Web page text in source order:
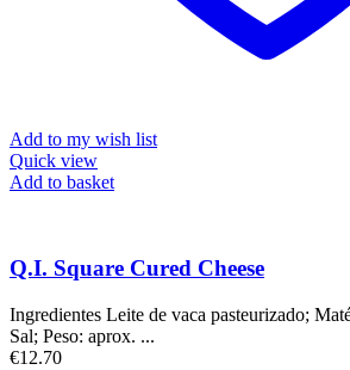
Add to my wish list
Quick view
Add to basket
Q.I. Square Cured Cheese
Ingredientes Leite de vaca pasteurizado;
Sal; Peso: aprox. ...
€12.70